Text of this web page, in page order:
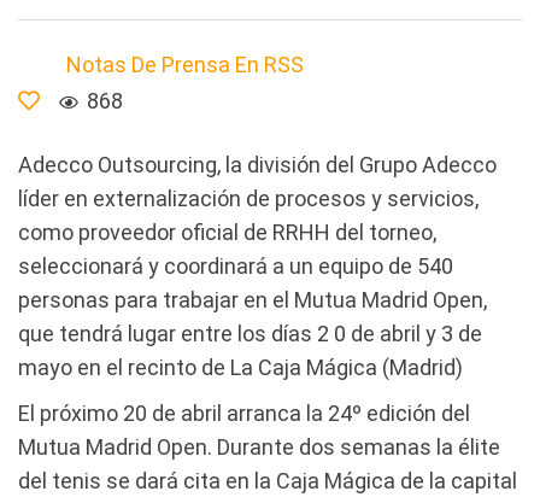
Notas De Prensa En RSS
868
Adecco Outsourcing, la división del Grupo Adecco
líder en externalización de procesos y servicios,
como proveedor oficial de RRHH del torneo,
seleccionará y coordinará a un equipo de 540
personas para trabajar en el Mutua Madrid Open,
que tendrá lugar entre los días 2 0 de abril y 3 de
mayo en el recinto de La Caja Mágica (Madrid)
El próximo 20 de abril arranca la 24º edición del
Mutua Madrid Open. Durante dos semanas la élite
del tenis se dará cita en la Caja Mágica de la capital